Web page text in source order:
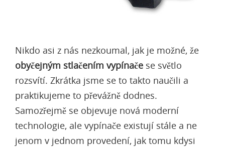
Nikdo asi z nás nezkoumal, jak je možné, že
obyčejným stlačením vypínače se světlo
rozsvítí. Zkrátka jsme se to takto naučili a
praktikujeme to převážně dodnes.
Samozřejmě se objevuje nová moderní
technologie, ale vypínače existují stále a ne
jenom v jednom provedení, jak tomu kdysi